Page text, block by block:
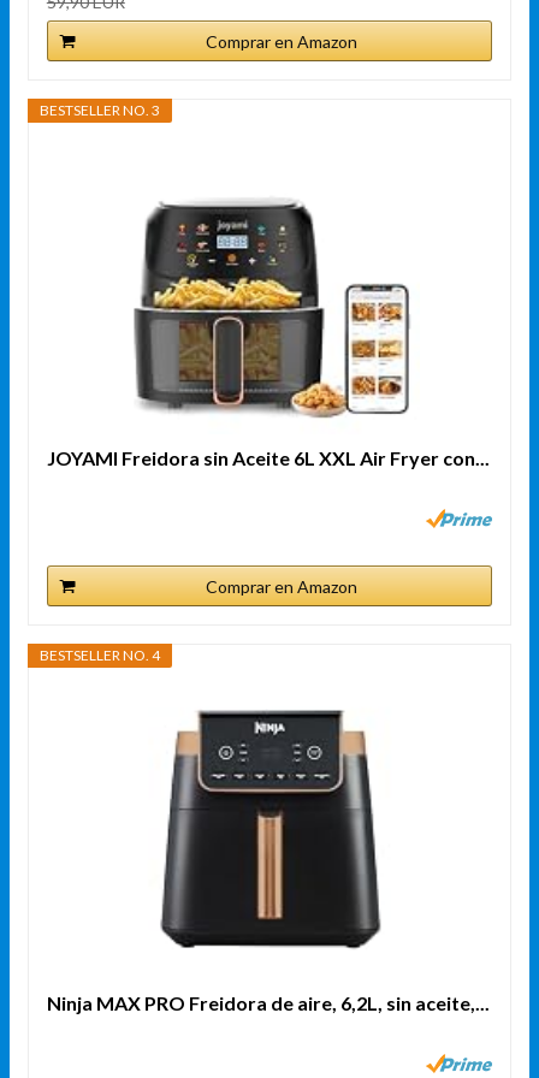
Comprar en Amazon
BESTSELLER NO. 3
JOYAMI Freidora sin Aceite 6L XXL Air Fryer con...
Comprar en Amazon
BESTSELLER NO. 4
Ninja MAX PRO Freidora de aire, 6,2L, sin aceite,...